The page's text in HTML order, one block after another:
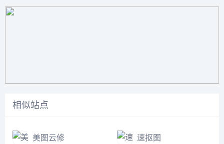
相似站点
美图云修 速抠图